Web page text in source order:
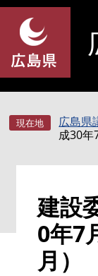
ペ
先
頭
す
メ
を
飛
し
広島県
成30年
建設
0年7
月）